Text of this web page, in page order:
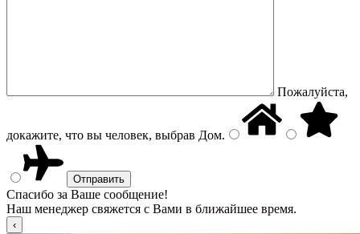
Пожалуйста,
докажите, что вы человек, выбрав Дом.
Спасибо за Ваше сообщение!
Наш менеджер свяжется с Вами в ближайшее время.